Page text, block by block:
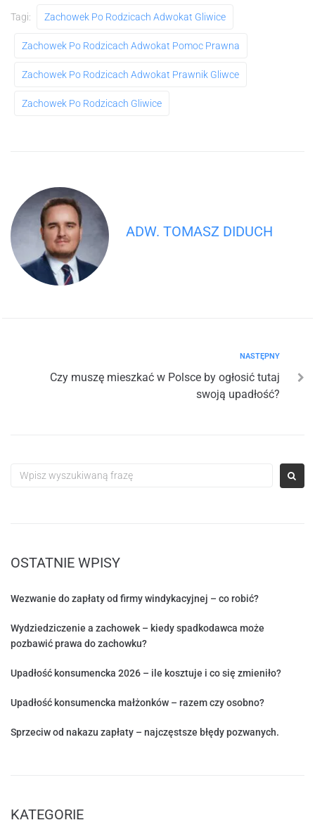
Tagi: Zachowek Po Rodzicach Adwokat Gliwice
Zachowek Po Rodzicach Adwokat Pomoc Prawna
Zachowek Po Rodzicach Adwokat Prawnik Gliwce
Zachowek Po Rodzicach Gliwice
ADW. TOMASZ DIDUCH
NASTĘPNY
Czy muszę mieszkać w Polsce by ogłosić tutaj
swoją upadłość?
OSTATNIE WPISY
Wezwanie do zapłaty od firmy windykacyjnej – co robić?
Wydziedziczenie a zachowek – kiedy spadkodawca może
pozbawić prawa do zachowku?
Upadłość konsumencka 2026 – ile kosztuje i co się zmieniło?
Upadłość konsumencka małżonków – razem czy osobno?
Sprzeciw od nakazu zapłaty – najczęstsze błędy pozwanych.
KATEGORIE